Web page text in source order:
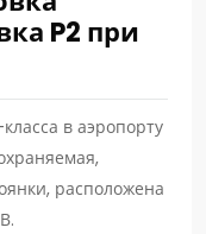
P2 при
в аэропорту
расположена